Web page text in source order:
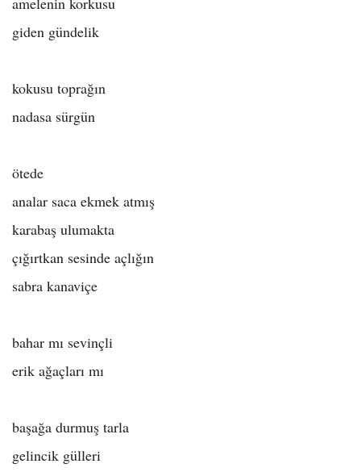
giden gündelik
kokusu toprağın
nadasa sürgün
ötede
analar saca ekmek atmış
karabaş ulumakta
çığırtkan sesinde açlığın
sabra kanaviçe
bahar mı sevinçli
erik ağaçları mı
başağa durmuş tarla
gelincik gülleri